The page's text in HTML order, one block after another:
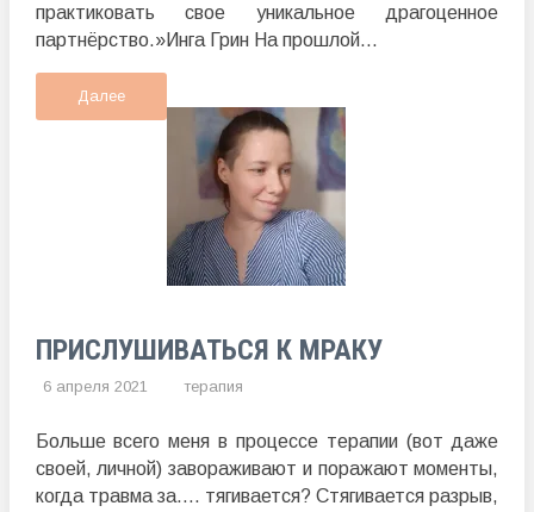
практиковать свое уникальное драгоценное
партнёрство.»Инга Грин На прошлой...
Далее
ПРИСЛУШИВАТЬСЯ К МРАКУ
6 апреля 2021 терапия
Больше всего меня в процессе терапии (вот даже
своей, личной) завораживают и поражают моменты,
когда травма за…. тягивается? Стягивается разрыв,